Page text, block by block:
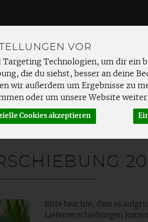
VOR
Targeting Technologien, um dir ein
die du siehst, besser an deine
wir außerdem um Ergebnisse zu
oder um unsere Website weiter
Cookies akzeptieren
SPEISEKAMMER
Bitte beachte, dass es
Lieferverschiebungen